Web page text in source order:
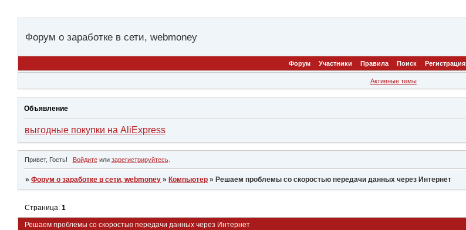
Форум о заработке в сети, webmoney
Форум Участники Правила Поиск Регистрация
Активные темы
Объявление
выгодные покупки на AliExpress
Привет, Гость! Войдитеили зарегистрируйтесь.
»Форум о заработке в сети, webmoney » Компьютер » Решаем проблемы со скоростью передачи данных через Интернет
Решаем проблемы со скоростью передачи данных через Интернет
Страница:1